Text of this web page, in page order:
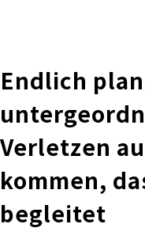
Endlich
Verletzen
kommen,
begleitet